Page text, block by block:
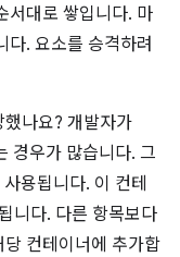
서대로 쌓입니다. 마
다. 요소를 승격하려
나요? 개발자가
경우가 많습니다. 그
용됩니다. 이 컨테
니다. 다른 항목보다
컨테이너에 추가합